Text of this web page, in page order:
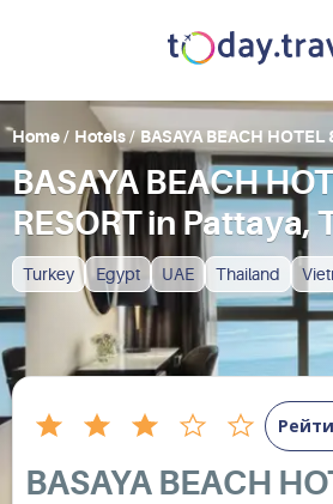
Turkey Egypt UAE Thailand
Home/ Hotels/ BASAYA BEACH HOTEL
BASAYA BEACH
RESORT in Pattaya,
BASAYA BEACH